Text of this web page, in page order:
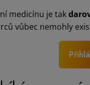
medicínu je tak
vůbec nemohly